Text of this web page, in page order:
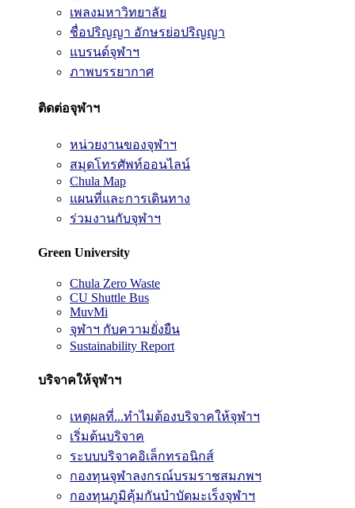
เพลงมหาวิทยาลัย
ชื่อปริญญา อักษรย่อปริญญา
แบรนด์จุฬาฯ
ภาพบรรยากาศ
ติดต่อจุฬาฯ
หน่วยงานของจุฬาฯ
สมุดโทรศัพท์ออนไลน์
Chula Map
แผนที่และการเดินทาง
ร่วมงานกับจุฬาฯ
Green University
Chula Zero Waste
CU Shuttle Bus
MuvMi
จุฬาฯ กับความยั่งยืน
Sustainability Report
บริจาคให้จุฬาฯ
เหตุผลที่...ทำไมต้องบริจาคให้จุฬาฯ
เริ่มต้นบริจาค
ระบบบริจาคอิเล็กทรอนิกส์
กองทุนจุฬาลงกรณ์บรมราชสมภพฯ
กองทุนภูมิคุ้มกันบำบัดมะเร็งจุฬาฯ